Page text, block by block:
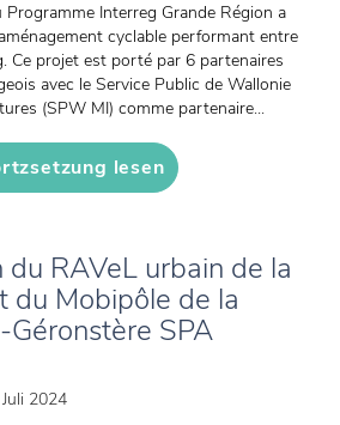
Interreg Grande Région a
cyclable performant entre
Ce projet est porté par 6 partenaires
avec le Service Public de Wallonie
(SPW MI) comme partenaire...
lesen
RAVeL urbain de la
du Mobipôle de la
SPA
2024